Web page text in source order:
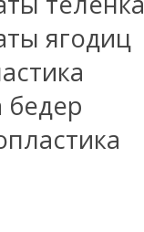
ягодиц
бедер